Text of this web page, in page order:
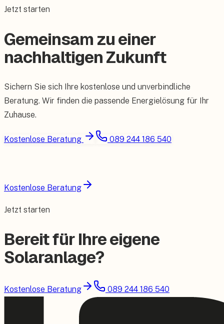
Jetzt starten
Gemeinsam zu einer
nachhaltigen Zukunft
Sichern Sie sich Ihre kostenlose und unverbindliche
Beratung. Wir finden die passende Energielösung für Ihr
Zuhause.
Kostenlose Beratung 089 244 186 540
Kostenlose Beratung
Jetzt starten
Bereit für Ihre eigene
Solaranlage?
Kostenlose Beratung 089 244 186 540